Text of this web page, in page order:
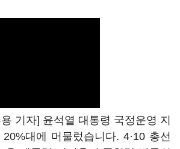
기자] 윤석열 대통령 국정운영 지
대에 머물렀습니다. 4·10 총선